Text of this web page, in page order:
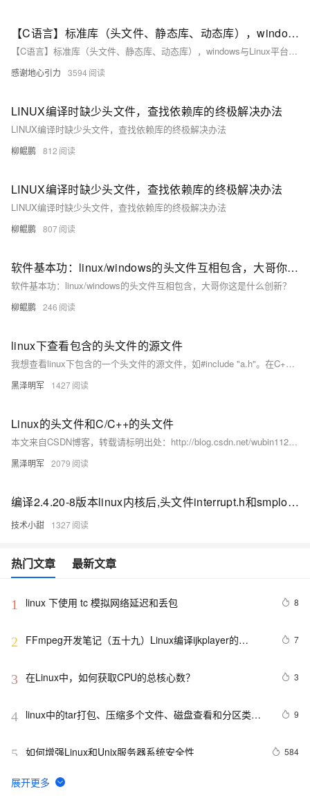
【C语言】标准库（头文件、静态库、动态库），windows与Linux平台下的常用C语言标准库(一)
【C语言】标准库（头文件、静态库、动态库），windows与Linux平台下的常用C语言标准库
感谢地心引力 3594
LINUX编译时缺少头文件，查找依赖库的终极解决办法
LINUX编译时缺少头文件，查找依赖库的终极解决办法
柳鲲鹏 812
LINUX编译时缺少头文件，查找依赖库的终极解决办法
LINUX编译时缺少头文件，查找依赖库的终极解决办法
柳鲲鹏 807
软件基本功：linux/windows的头文件互相包含，大哥你这是什么创新？
软件基本功：linux/windows的头文件互相包含，大哥你这是什么创新？
柳鲲鹏 246
linux下查看包含的头文件的源文件
我想查看linux下包含的一个头文件的源文件，如#include "a.h"。在C++编译器里直接右键就可以打开了，那么在linux下该怎么查看呢？或者怎么查看源文件所在的目录? 如果是系统的文件，那么到 cd /usr/include 下找找就行； 如果是自定义的头文件，到你的工程的根目录下找找。
黑泽明军 1427
Linux的头文件和C/C++的头文件
本文来自CSDN博客，转载请标明出处：http://blog.csdn.net/wubin1124/archive/2009/12/09/4971359.aspx 一、linux常用头文件如下： ------------------------- POSIX标准定义的头文件 目录项 ...
黑泽明军 2079
编译2.4.20-8版本linux内核后,头文件interrupt.h和smplock.h出现依赖循环
技术小甜 1327
热门文章 最新文章
1 linux 下使用 tc 模拟网络延迟和丢包 8
2
FFmpeg开发笔记（五十九）Linux编译ijkplayer的
7
3 在Linux中，如何获取CPU的总核心数？ 3
4 linux中的tar打包、压缩多个文件、磁盘查看和分区类、
找及“|”管道符、gzip/gunzip 压缩、zip/unzip 压缩
9
5 如何增强Linux和Unix服务器系统安全性 584
6 linux多线程示例